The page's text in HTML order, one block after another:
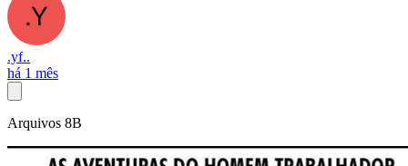
.yf..
há 1 mês
Arquivos 8B